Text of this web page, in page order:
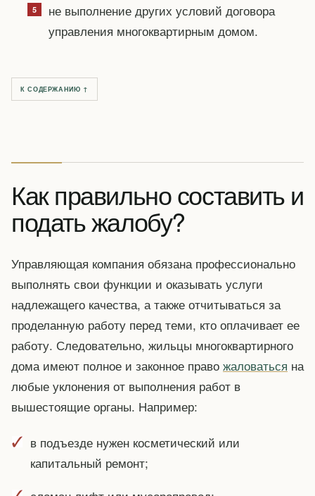
не выполнение других условий договора
управления многоквартирным домом.
К СОДЕРЖАНИЮ ↑
Как правильно составить и
подать жалобу?
Управляющая компания обязана профессионально
выполнять свои функции и оказывать услуги
надлежащего качества, а также отчитываться за
проделанную работу перед теми, кто оплачивает ее
работу. Следовательно, жильцы многоквартирного
дома имеют полное и законное право жаловаться на
любые уклонения от выполнения работ в
вышестоящие органы. Например:
в подъезде нужен косметический или
капитальный ремонт;